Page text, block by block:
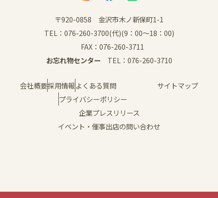
〒920-0858 金沢市木ノ新保町1-1
TEL：076-260-3700(代)(9：00～18：00)
FAX：076-260-3711
お忘れ物センター TEL：076-260-3710
会社概要採用情報よくある質問
サイトマップ
プライバシーポリシー
企業プレスリリース
イベント・催事出店の問い合わせ